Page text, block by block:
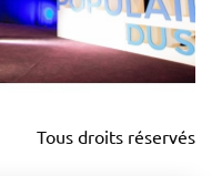
Tous droits réservés